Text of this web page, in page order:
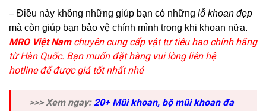
– Điều này không những giúp bạn có những lỗ khoan đẹp
mà còn giúp bạn bảo vệ chính mình trong khi khoan nữa.
MRO Việt Namchuyên cung cấp vật tư tiêu hao chính hãng
từ Hàn Quốc. Bạn muốn đặt hàng vui lòng liên hệ
hotline để được giá tốt nhất nhé
>>> Xem ngay: 20+ Mũi khoan, bộ mũi khoan đa